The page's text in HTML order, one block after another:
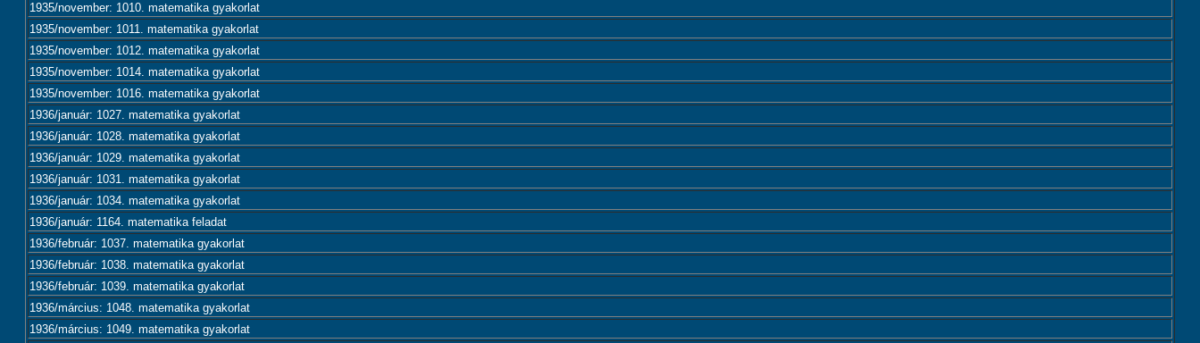
1935/november: 1010. matematika gyakorlat
1935/november: 1011. matematika gyakorlat
1935/november: 1012. matematika gyakorlat
1935/november: 1014. matematika gyakorlat
1935/november: 1016. matematika gyakorlat
1936/január: 1027. matematika gyakorlat
1936/január: 1028. matematika gyakorlat
1936/január: 1029. matematika gyakorlat
1936/január: 1031. matematika gyakorlat
1936/január: 1034. matematika gyakorlat
1936/január: 1164. matematika feladat
1936/február: 1037. matematika gyakorlat
1936/február: 1038. matematika gyakorlat
1936/február: 1039. matematika gyakorlat
1936/március: 1048. matematika gyakorlat
1936/március: 1049. matematika gyakorlat